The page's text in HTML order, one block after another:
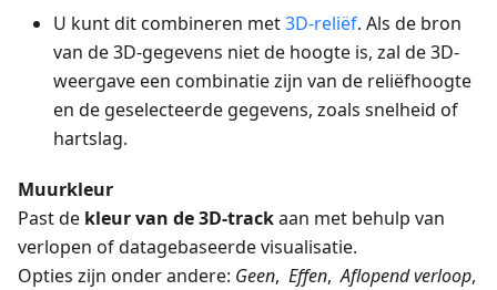
U kunt dit combineren met3D-reliëf. Als de bron
van de 3D-gegevens niet de hoogte is, zal de 3D-
weergave een combinatie zijn van de reliëfhoogte
en de geselecteerde gegevens, zoals snelheid of
hartslag.
Muurkleur
Past de kleur van de 3D-trackaan met behulp van
verlopen of datagebaseerde visualisatie.
Opties zijn onder andere: Geen, Effen,Aflopend verloop,